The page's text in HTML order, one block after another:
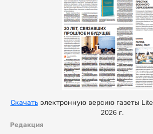
Редакция
Скачатьэлектронную версию газеты
2026 г.